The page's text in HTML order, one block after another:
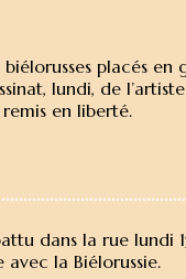
biélorusses placés
lundi, de
en liberté.
dans la rue lundi
la Biélorussie.